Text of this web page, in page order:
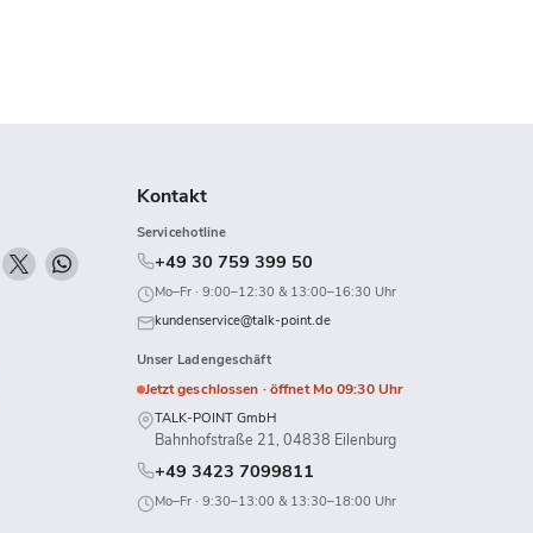
FindenFinden
Kontakt
Servicehotline
+49 30 759 399 50
Mo–Fr · 9:00–12:30 & 13:00–16:30 Uhr
kundenservice@talk-point.de
Unser Ladengeschäft
Jetzt geschlossen · öffnet Mo 09:30 Uhr
TALK-POINT GmbH
Bahnhofstraße 21, 04838 Eilenburg
+49 3423 7099811
Mo–Fr · 9:30–13:00 & 13:30–18:00 Uhr